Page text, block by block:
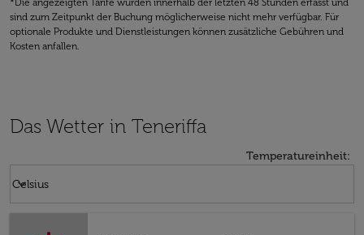
*Die angezeigten Tarife wurden innerhalb der letzten 48 Stunden erfasst und
sind zum Zeitpunkt der Buchung möglicherweise nicht mehr verfügbar. Für
optionale Produkte und Dienstleistungen können zusätzliche Gebühren und
Kosten anfallen.
Das Wetter in Teneriffa
Temperatureinheit:
Celsius
keyboard_arrow_down